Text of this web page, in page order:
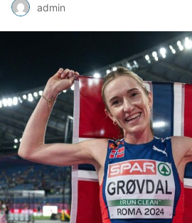
admin